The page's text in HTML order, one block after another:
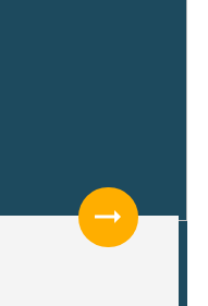
arrow_right_alt